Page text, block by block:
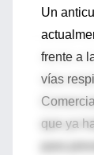
Un
frente a
vías
que ya